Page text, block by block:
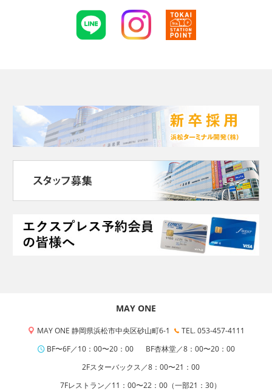
MAY ONE
MAY ONE 静岡県浜松市中央区砂山町6-1
TEL. 053-457-4111
BF〜6F／10：00〜20：00
BF杏林堂／8：00〜20：00
2Fスターバックス／8：00〜21：00
7Fレストラン／11：00〜22：00（一部21：30）